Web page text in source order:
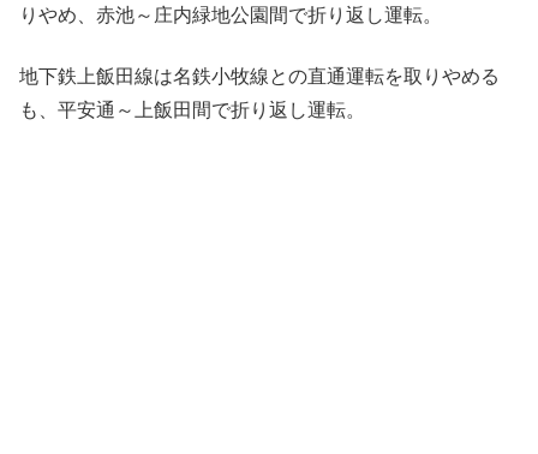
りやめ、赤池～庄内緑地公園間で折り返し運転。
地下鉄上飯田線は名鉄小牧線との直通運転を取りやめる
も、平安通～上飯田間で折り返し運転。